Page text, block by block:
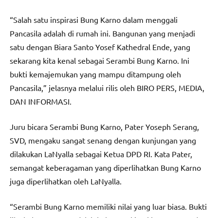
“Salah satu inspirasi Bung Karno dalam menggali
Pancasila adalah di rumah ini. Bangunan yang menjadi
satu dengan Biara Santo Yosef Kathedral Ende, yang
sekarang kita kenal sebagai Serambi Bung Karno. Ini
bukti kemajemukan yang mampu ditampung oleh
Pancasila,” jelasnya melalui rilis oleh BIRO PERS, MEDIA,
DAN INFORMASI.
Juru bicara Serambi Bung Karno, Pater Yoseph Serang,
SVD, mengaku sangat senang dengan kunjungan yang
dilakukan LaNyalla sebagai Ketua DPD RI. Kata Pater,
semangat keberagaman yang diperlihatkan Bung Karno
juga diperlihatkan oleh LaNyalla.
“Serambi Bung Karno memiliki nilai yang luar biasa. Bukti